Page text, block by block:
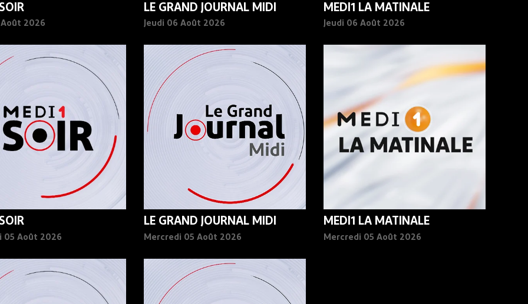
2026
LE GRAND JOURNAL MIDI
Jeudi 06 Août 2026
MEDI1 LA MATINALE
Jeudi 06 Août 2026
05 Août 2026
LE GRAND JOURNAL MIDI
Mercredi 05 Août 2026
MEDI1 LA MATINALE
Mercredi 05 Août 2026